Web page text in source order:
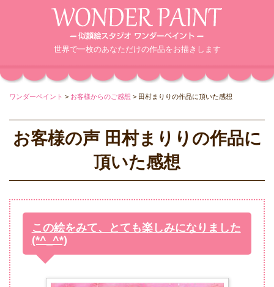
世界で一枚のあなただけの作品をお描きします
ワンダーペイント > お客様からのご感想 > 田村まりりの作品に頂いた感想
お客様の声 田村まりりの作品に
頂いた感想
この絵をみて、とても楽しみになりました
(*^_^*)